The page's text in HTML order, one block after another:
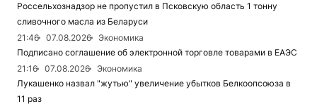
Россельхознадзор не пропустил в Псковскую область 1 тонну
сливочного масла из Беларуси
21:46
07.08.2026
Экономика
Подписано соглашение об электронной торговле товарами в ЕАЭС
21:16
07.08.2026
Экономика
Лукашенко назвал "жутью" увеличение убытков Белкоопсоюза в
11 раз